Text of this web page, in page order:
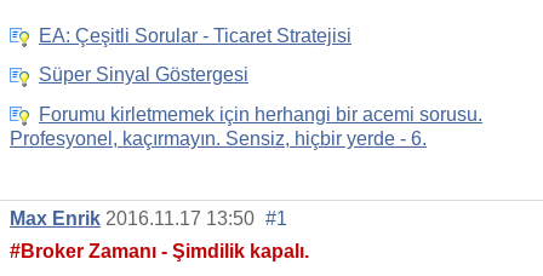
EA: Çeşitli Sorular - Ticaret Stratejisi
Süper Sinyal Göstergesi
Forumu kirletmemek için herhangi bir acemi sorusu.
Profesyonel, kaçırmayın. Sensiz, hiçbir yerde - 6.
Max Enrik 2016.11.17 13:50 #1
#Broker Zamanı - Şimdilik kapalı.